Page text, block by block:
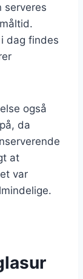
serveres
dag findes
også
da
at
var